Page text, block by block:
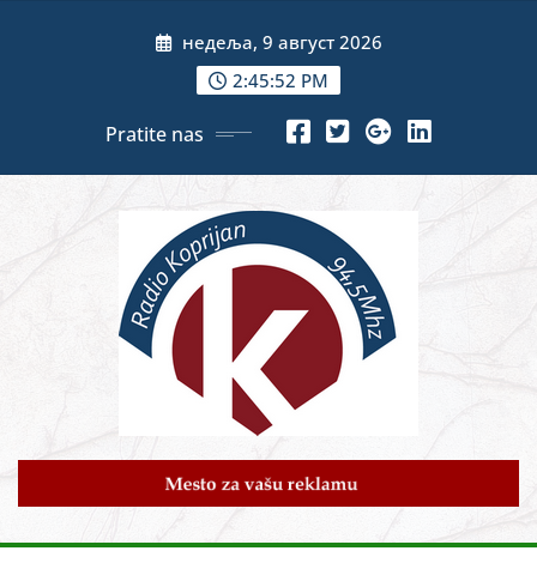
недеља, 9 август 2026
2:45:54 PM
Pratite nas